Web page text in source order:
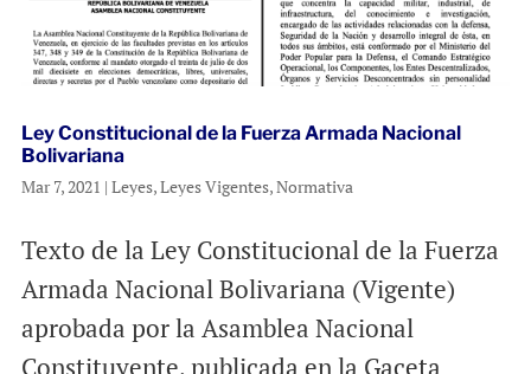
Ley Constitucional de la Fuerza Armada Nacional
Bolivariana
Mar 7, 2021 | Leyes,Leyes Vigentes,Normativa
Texto de la Ley Constitucional de la Fuerza
Armada Nacional Bolivariana (Vigente)
aprobada por la Asamblea Nacional